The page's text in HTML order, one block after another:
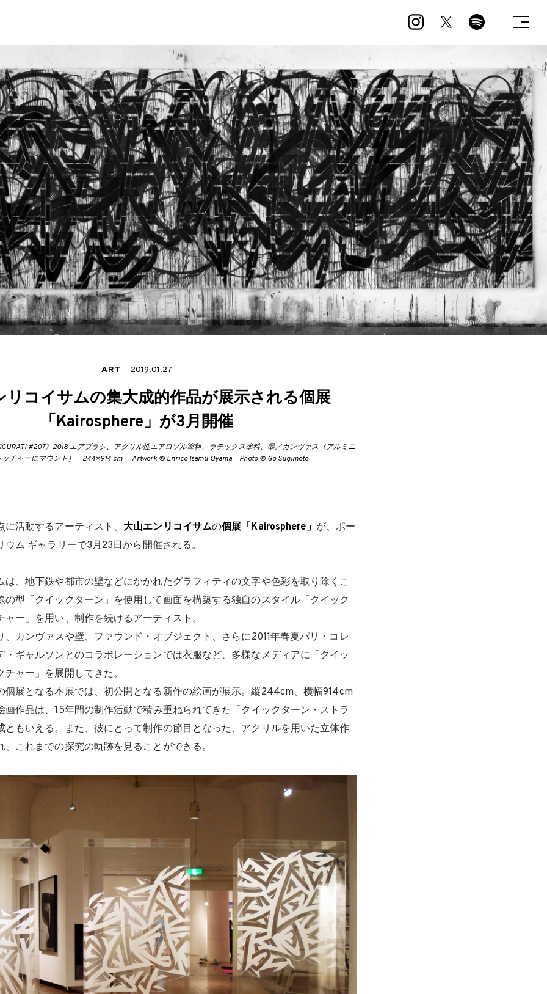
ART 2019.01.27
リコイサムの集大成的作品が展示される個展
「Kairosphere」が3月開催
#207》2018 エアブラシ、アクリル性エアロゾル塗料、ラテックス塗料、墨／カンヴァス（アルミニ
ッチャーにマウント） 244×914 cm Artwork © Enrico Isamu Ōyama Photo © Go Sugimoto
に活動するアーティスト、大山エンリコイサムの個展「Kairosphere」 が、ポー
ム ギャラリーで3月23日から開催される。
は、地下鉄や都市の壁などにかかれたグラフィティの文字や色彩を取り除くこ
の型「クイックターン」を使用して画面を構築する独自のスタイル「クイック
ー」を用い、制作を続けるアーティスト。
、カンヴァスや壁、ファウンド・オブジェクト、さらに2011年春夏パリ・コレ
・ギャルソンとのコラボレーションでは衣服など、多様なメディアに「クイッ
ャー」を展開してきた。
個展となる本展では、初公開となる新作の絵画が展示。縦244cm、横幅914cm
画作品は、15年間の制作活動で積み重ねられてきた「クイックターン・ストラ
ともいえる。また、彼にとって制作の節目となった、アクリルを用いた立体作
これまでの探究の軌跡を見ることができる。